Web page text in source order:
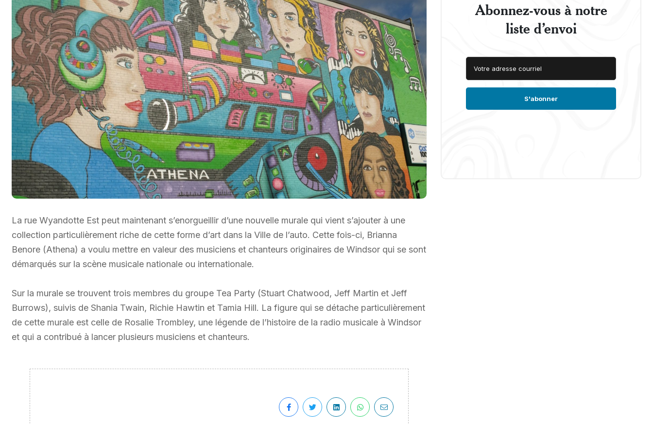
La rue Wyandotte Est peut maintenant s’enorgueillir d’une nouvelle murale qui vient s’ajouter à une
collection particulièrement riche de cette forme d’art dans la Ville de l’auto. Cette fois-ci, Brianna
Benore (Athena) a voulu mettre en valeur des musiciens et chanteurs originaires de Windsor qui se sont
démarqués sur la scène musicale nationale ou internationale.
Sur la murale se trouvent trois membres du groupe Tea Party (Stuart Chatwood, Jeff Martin et Jeff
Burrows), suivis de Shania Twain, Richie Hawtin et Tamia Hill. La figure qui se détache particulièrement
de cette murale est celle de Rosalie Trombley, une légende de l’histoire de la radio musicale à Windsor
et qui a contribué à lancer plusieurs musiciens et chanteurs.
Abonnez-vous à notre
liste d’envoi